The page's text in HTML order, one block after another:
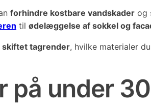
forhindre kostbare vandskader og
til ødelæggelse af sokkel og
skiftet tagrender, hvilke materialer
på under